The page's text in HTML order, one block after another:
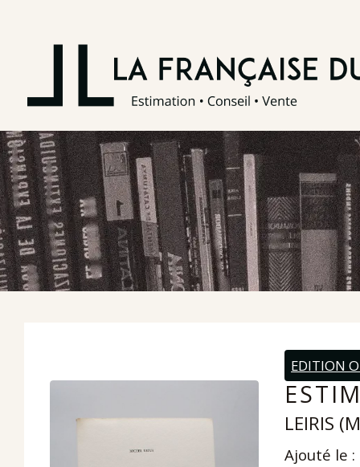
EDITION
LEIRIS
Ajouté le :